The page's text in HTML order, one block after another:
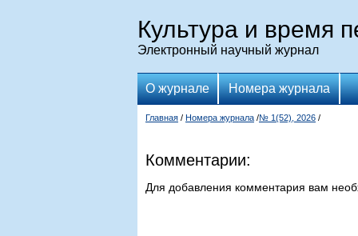
Культура и время
Электронный научный журнал
О журнале Номера журнала
Главная / Номера журнала /№ 1(52), 2026 /
Комментарии:
Для добавления комментария вам